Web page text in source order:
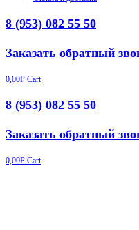
8 (953) 082 55 50
Заказать обратный
0,00Р Cart
8 (953) 082 55 50
Заказать обратный
0,00Р Cart